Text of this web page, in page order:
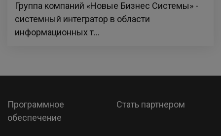
Группа компаний «Новые Бизнес Системы» -
системный интегратор в области
информационных т...
Программное
обеспечение
Стать партнером